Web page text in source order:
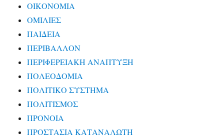
ΟΙΚΟΝΟΜΙΑ
ΟΜΙΛΙΕΣ
ΠΑΙΔΕΙΑ
ΠΕΡΙΒΑΛΛΟΝ
ΠΕΡΙΦΕΡΕΙΑΚΗ ΑΝΑΠΤΥΞΗ
ΠΟΛΕΟΔΟΜΙΑ
ΠΟΛΙΤΙΚΟ ΣΥΣΤΗΜΑ
ΠΟΛΙΤΙΣΜΟΣ
ΠΡΟΝΟΙΑ
ΠΡΟΣΤΑΣΙΑ ΚΑΤΑΝΑΛΩΤΗ